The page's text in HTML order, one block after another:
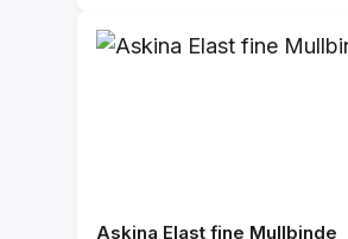
Askina Elast fine Mullbinde